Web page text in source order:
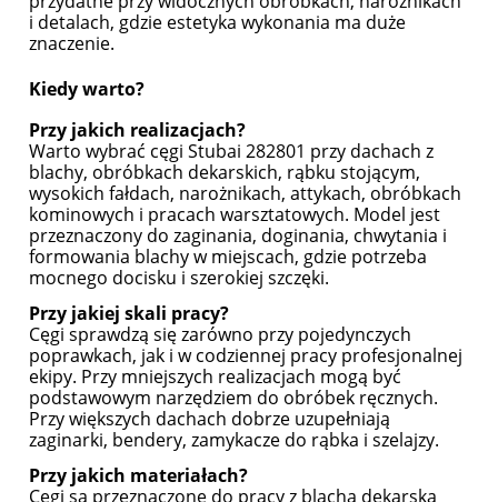
i detalach, gdzie estetyka wykonania ma duże
znaczenie.
Kiedy warto?
Przy jakich realizacjach?
Warto wybrać cęgi Stubai 282801 przy dachach z
blachy, obróbkach dekarskich, rąbku stojącym,
wysokich fałdach, narożnikach, attykach, obróbkach
kominowych i pracach warsztatowych. Model jest
przeznaczony do zaginania, doginania, chwytania i
formowania blachy w miejscach, gdzie potrzeba
mocnego docisku i szerokiej szczęki.
Przy jakiej skali pracy?
Cęgi sprawdzą się zarówno przy pojedynczych
poprawkach, jak i w codziennej pracy profesjonalnej
ekipy. Przy mniejszych realizacjach mogą być
podstawowym narzędziem do obróbek ręcznych.
Przy większych dachach dobrze uzupełniają
zaginarki, bendery, zamykacze do rąbka i szelajzy.
Przy jakich materiałach?
Cęgi są przeznaczone do pracy z blachą dekarską